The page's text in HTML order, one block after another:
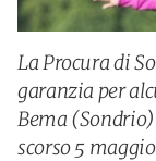
La Procura di
garanzia per
Bema
scorso 5